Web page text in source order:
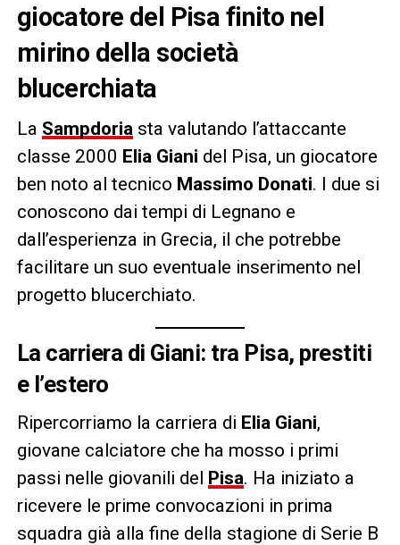
giocatore del Pisa finito nel
mirino della società
blucerchiata
La Sampdoria sta valutando l’attaccante
classe 2000 Elia Giani del Pisa, un giocatore
ben noto al tecnico Massimo Donati. I due si
conoscono dai tempi di Legnano e
dall’esperienza in Grecia, il che potrebbe
facilitare un suo eventuale inserimento nel
progetto blucerchiato.
La carriera di Giani: tra Pisa, prestiti
e l’estero
Ripercorriamo la carriera di Elia Giani,
giovane calciatore che ha mosso i primi
passi nelle giovanili del Pisa. Ha iniziato a
ricevere le prime convocazioni in prima
squadra già alla fine della stagione di Serie B